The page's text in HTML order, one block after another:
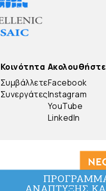
Κοινότητα
Συμβάλλετε
Συνεργάτες
Ακολουθήστε
Facebook
Instagram
YouTube
LinkedIn